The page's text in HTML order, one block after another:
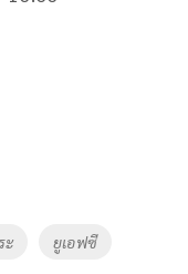
ะ ยูเอฟซี